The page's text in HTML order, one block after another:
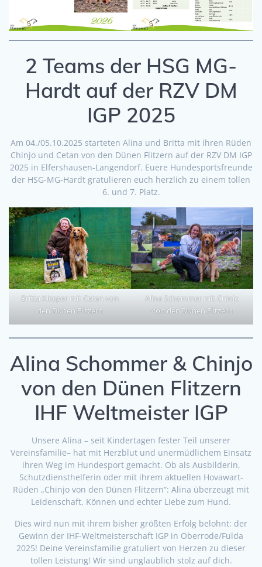
2 Teams der HSG MG-
Hardt auf der RZV DM
IGP 2025
Am 04./05.10.2025 starteten Alina und Britta mit ihren Rüden
Chinjo und Cetan von den Dünen Flitzern auf der RZV DM IGP
2025 in Elfershausen-Langendorf. Euere Hundesportsfreunde
der HSG-MG-Hardt gratulieren euch herzlich zu einem tollen
6. und 7. Platz.
Britta Klesper mit Cetan von
den Dünen Flitzern
Alina Schommer mit Chinjo
von den Dünen Flitzern
Alina Schommer & Chinjo
von den Dünen Flitzern
IHF Weltmeister IGP
Unsere Alina – seit Kindertagen fester Teil unserer
Vereinsfamilie– hat mit Herzblut und unermüdlichem Einsatz
ihren Weg im Hundesport gemacht. Ob als Ausbilderin,
Schutzdiensthelferin oder mit ihrem aktuellen Hovawart-
Rüden „Chinjo von den Dünen Flitzern“: Alina überzeugt mit
Leidenschaft, Können und echter Liebe zum Hund.
Dies wird nun mit ihrem bisher größten Erfolg belohnt: der
Gewinn der IHF-Weltmeisterschaft IGP in Oberrode/Fulda
2025! Deine Vereinsfamilie gratuliert von Herzen zu dieser
tollen Leistung! Wir sind unglaublich stolz auf dich.